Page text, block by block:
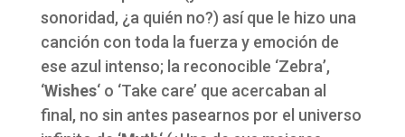
sonoridad, ¿a quién no?) así que le hizo una
canción con toda la fuerza y emoción de
ese azul intenso; la reconocible ‘Zebra’,
‘Wishes‘ o ‘Take care’ que acercaban al
final, no sin antes pasearnos por el universo